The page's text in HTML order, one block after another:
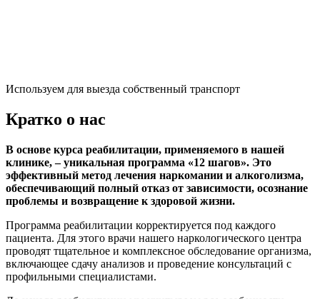
Используем для выезда собственный транспорт
Кратко о нас
В основе курса реабилитации, применяемого в нашей
клинике, – уникальная программа «12 шагов». Это
эффективный метод лечения наркомании и алкоголизма,
обеспечивающий полный отказ от зависимости, осознание
проблемы и возвращение к здоровой жизни.
Программа реабилитации корректируется под каждого
пациента. Для этого врачи нашего наркологического центра
проводят тщательное и комплексное обследование организма,
включающее сдачу анализов и проведение консультаций с
профильными специалистами.